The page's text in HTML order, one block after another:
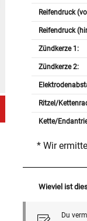
Reifendruck
Reifendruck
Zündkerze 1:
Zündkerze 2:
Ritzel/
Kette/
* Wir
Wieviel ist
Du